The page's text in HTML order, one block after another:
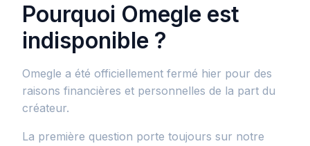
Pourquoi Omegle est
indisponible ?
Omegle a été officiellement fermé hier pour des
raisons financières et personnelles de la part du
créateur.
La première question porte toujours sur notre